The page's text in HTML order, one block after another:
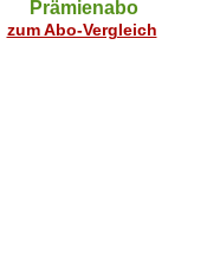
Prämienabo
zum Abo-Vergleich